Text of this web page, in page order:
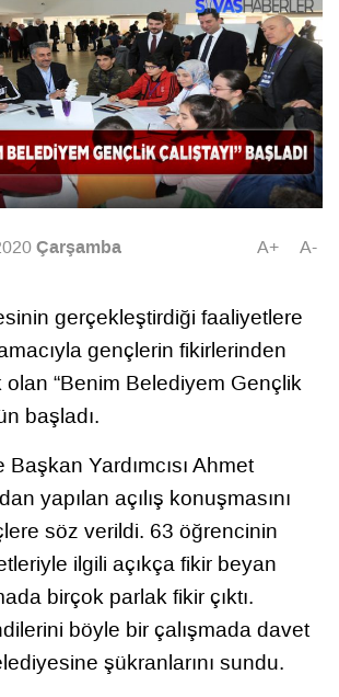
Çarşamba A+ A-
gerçekleştirdiği faaliyetlere
gençlerin fikirlerinden
olan “Benim Belediyem Gençlik
başladı.
Yardımcısı Ahmet
yapılan açılış konuşmasını
söz verildi. 63 öğrencinin
ilgili açıkça fikir beyan
birçok parlak fikir çıktı.
böyle bir çalışmada davet
şükranlarını sundu.